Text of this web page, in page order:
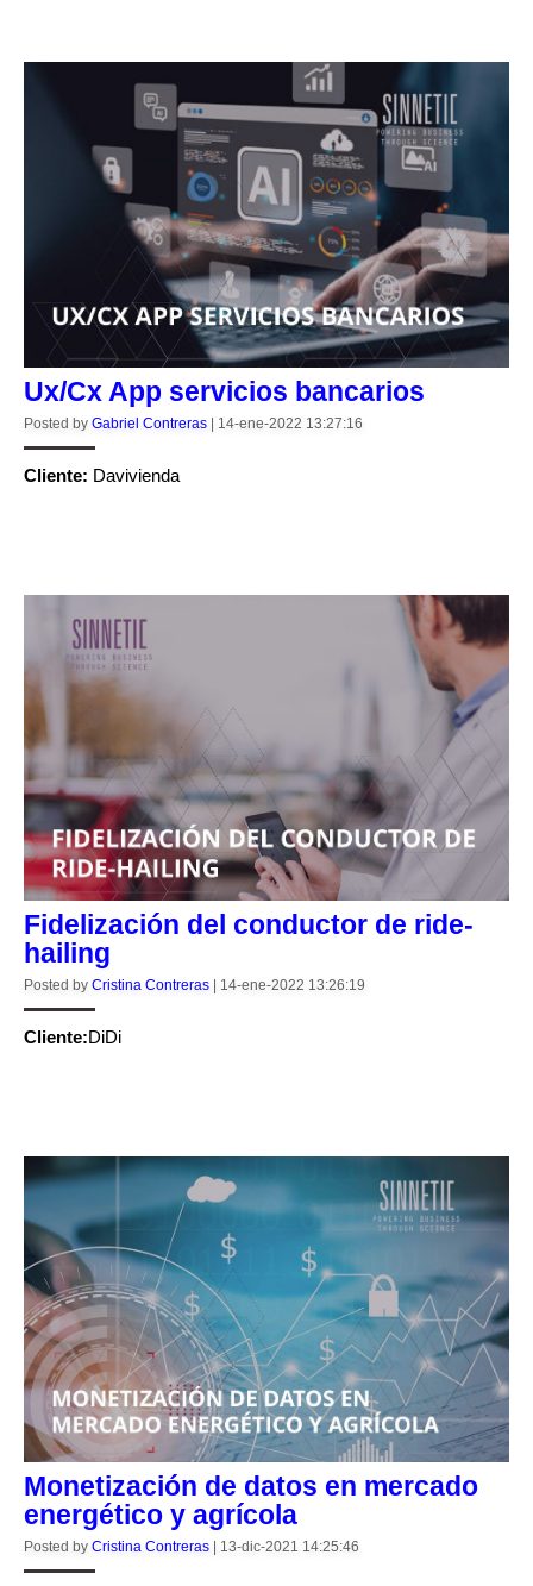
Ux/Cx App servicios bancarios
Posted by Gabriel Contreras | 14-ene-2022 13:27:16
Cliente: Davivienda
Fidelización del conductor de ride-
hailing
Posted by Cristina Contreras | 14-ene-2022 13:26:19
Cliente:DiDi
Monetización de datos en mercado
energético y agrícola
Posted by Cristina Contreras 13-dic-2021 14:25:46